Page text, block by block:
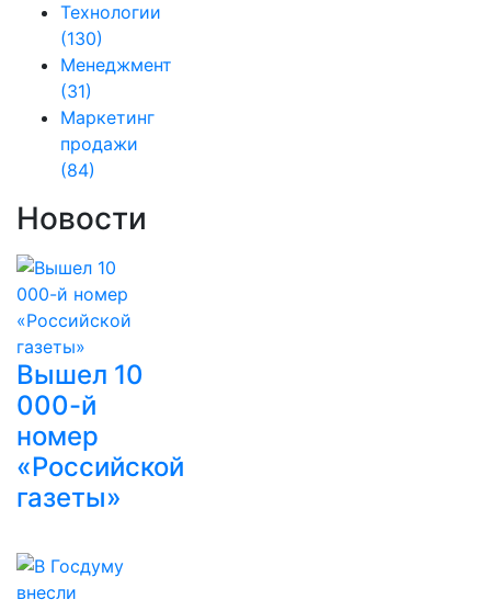
Технологии
(130)
Менеджмент
(31)
Маркетинг
продажи
(84)
Новости
Вышел 10
000-й
номер
«Российской
газеты»